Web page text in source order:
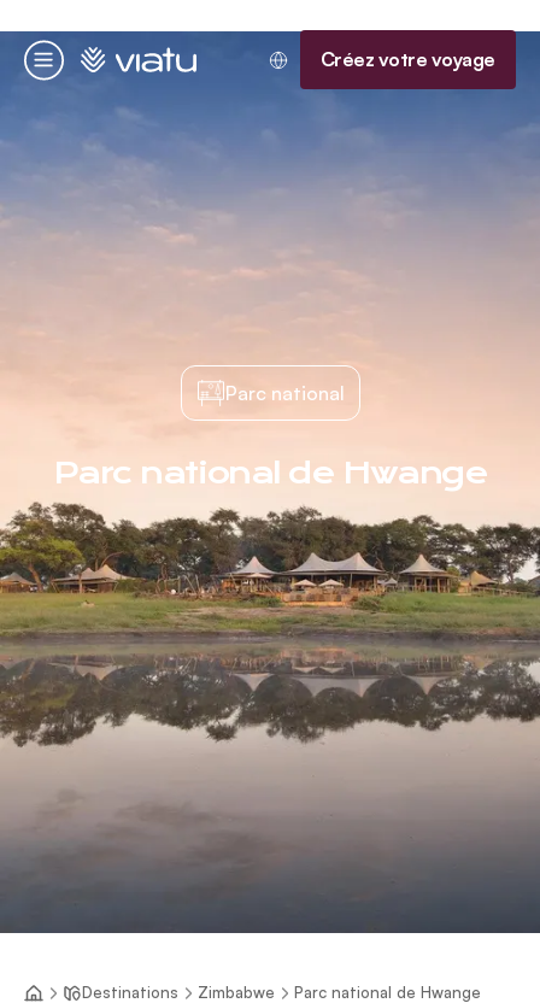
Menu
Accueil Créez votre voyage
Parc national
Parc national de Hwange
Destinations Zimbabwe Parc national de Hwange